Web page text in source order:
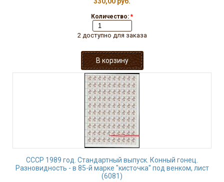
Количество: *
2 доступно для заказа
СССР 1989 год. Стандартный выпуск. Конный гонец.
Разновидность - в 85-й марке "кисточка" под венком, лист
(6081)